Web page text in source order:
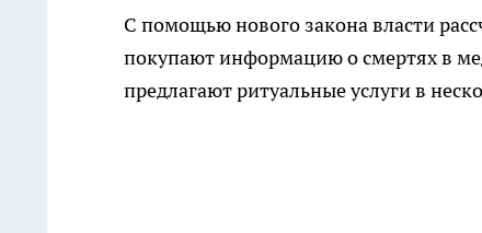
С помощью нового закона власти
покупают информацию о смертях в
предлагают ритуальные услуги в